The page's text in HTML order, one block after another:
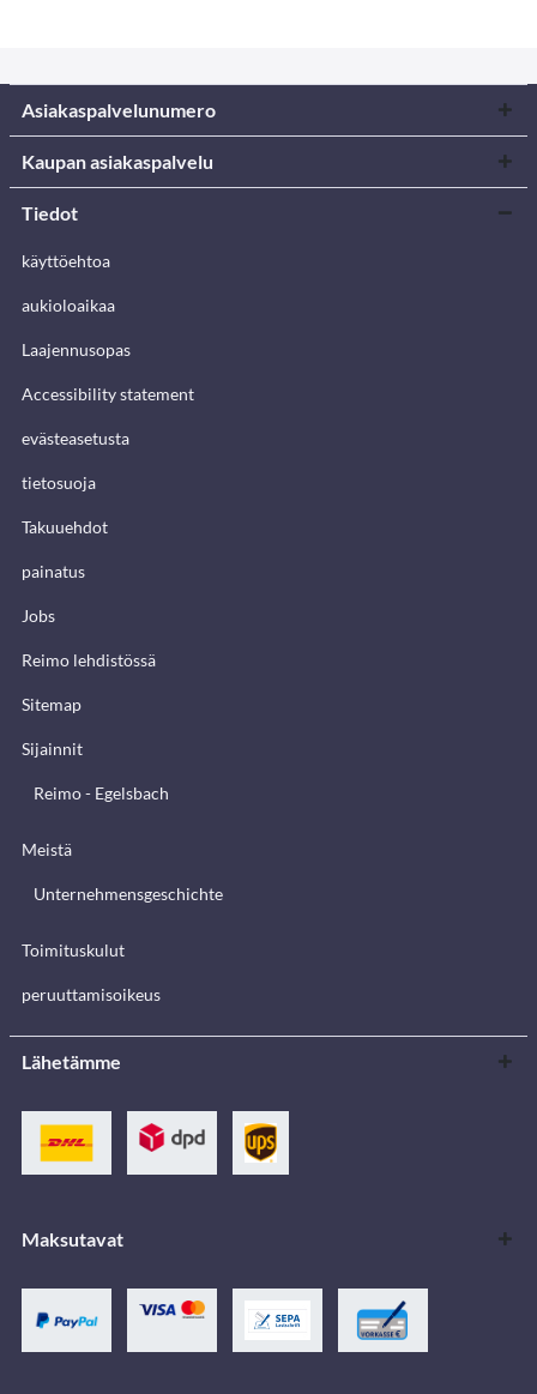
Asiakaspalvelunumero
Kaupan asiakaspalvelu
Tiedot
käyttöehtoa
aukioloaikaa
Laajennusopas
Accessibility statement
evästeasetusta
tietosuoja
Takuuehdot
painatus
Jobs
Reimo lehdistössä
Sitemap
Sijainnit
Reimo - Egelsbach
Meistä
Unternehmensgeschichte
Toimituskulut
peruuttamisoikeus
Lähetämme
Maksutavat